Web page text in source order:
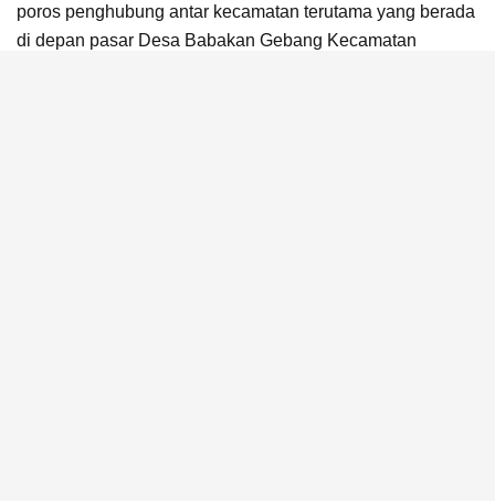
poros penghubung antar kecamatan terutama yang berada
di depan pasar Desa Babakan Gebang Kecamatan